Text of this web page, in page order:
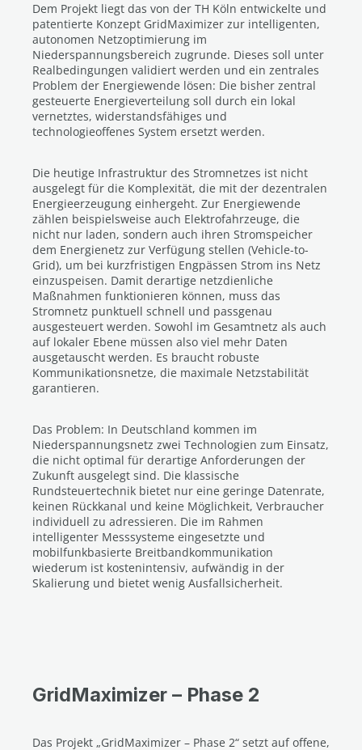
Dem Projekt liegt das von der TH Köln entwickelte und
patentierte Konzept GridMaximizer zur intelligenten,
autonomen Netzoptimierung im
Niederspannungsbereich zugrunde. Dieses soll unter
Realbedingungen validiert werden und ein zentrales
Problem der Energiewende lösen: Die bisher zentral
gesteuerte Energieverteilung soll durch ein lokal
vernetztes, widerstandsfähiges und
technologieoffenes System ersetzt werden.
Die heutige Infrastruktur des Stromnetzes ist nicht
ausgelegt für die Komplexität, die mit der dezentralen
Energieerzeugung einhergeht. Zur Energiewende
zählen beispielsweise auch Elektrofahrzeuge, die
nicht nur laden, sondern auch ihren Stromspeicher
dem Energienetz zur Verfügung stellen (Vehicle-to-
Grid), um bei kurzfristigen Engpässen Strom ins Netz
einzuspeisen. Damit derartige netzdienliche
Maßnahmen funktionieren können, muss das
Stromnetz punktuell schnell und passgenau
ausgesteuert werden. Sowohl im Gesamtnetz als auch
auf lokaler Ebene müssen also viel mehr Daten
ausgetauscht werden. Es braucht robuste
Kommunikationsnetze, die maximale Netzstabilität
garantieren.
Das Problem: In Deutschland kommen im
Niederspannungsnetz zwei Technologien zum Einsatz,
die nicht optimal für derartige Anforderungen der
Zukunft ausgelegt sind. Die klassische
Rundsteuertechnik bietet nur eine geringe Datenrate,
keinen Rückkanal und keine Möglichkeit, Verbraucher
individuell zu adressieren. Die im Rahmen
intelligenter Messsysteme eingesetzte und
mobilfunkbasierte Breitbandkommunikation
wiederum ist kostenintensiv, aufwändig in der
Skalierung und bietet wenig Ausfallsicherheit.
GridMaximizer – Phase 2
Das Projekt „GridMaximizer – Phase 2“ setzt auf offene,